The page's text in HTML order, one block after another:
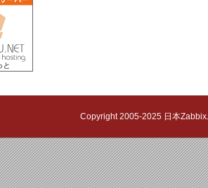
Copyright 2005-2025 日本